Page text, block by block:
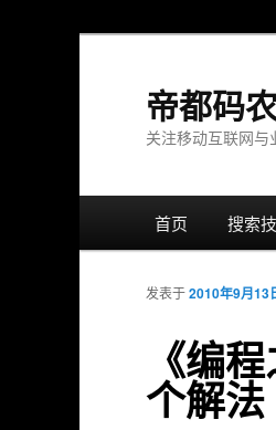
帝都码
关注移动互联网与
跳
正
首页 搜索
《编
个解法
发表于2010年9月13